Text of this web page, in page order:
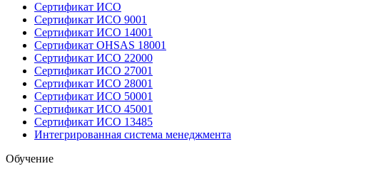
Сертификат ИСО
Сертификат ИСО 9001
Сертификат ИСО 14001
Сертификат OHSAS 18001
Сертификат ИСО 22000
Сертификат ИСО 27001
Сертификат ИСО 28001
Сертификат ИСО 50001
Сертификат ИСО 45001
Сертификат ИСО 13485
Интегрированная система менеджмента
Обучение